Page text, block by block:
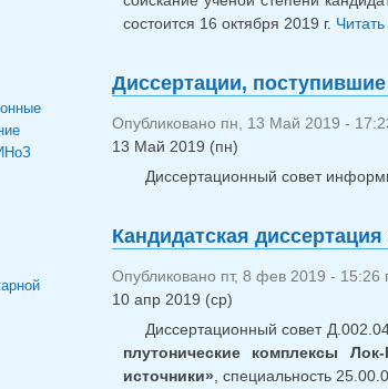
состоится 16 октября 2019 г.
Диссертации,
Опубликовано пн, 13 Май 2019 -
13 Май 2019 (пн)
Диссертационный совет
Кандидатская
Опубликовано пт, 8 фев 2019 - 15:26
10 апр 2019 (ср)
Диссертационный совет
плутонические комплексы
источники», специальность